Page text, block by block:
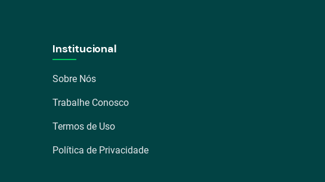
Institucional
Sobre Nós
Trabalhe Conosco
Termos de Uso
Política de Privacidade